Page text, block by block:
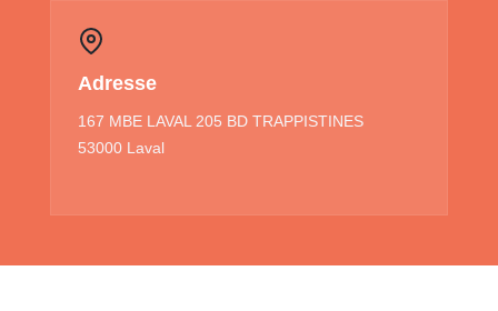
Adresse
167 MBE LAVAL 205 BD TRAPPISTINES
53000 Laval